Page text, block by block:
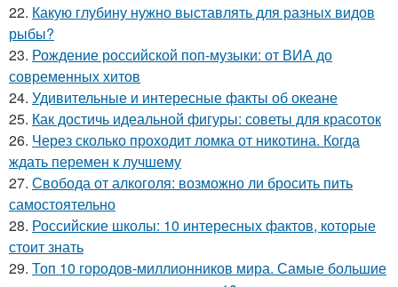
22. Какую глубину нужно выставлять для разных видов
рыбы?
23. Рождение российской поп-музыки: от ВИА до
современных хитов
24. Удивительные и интересные факты об океане
25. Как достичь идеальной фигуры: советы для красоток
26. Через сколько проходит ломка от никотина. Когда
ждать перемен к лучшему
27. Свобода от алкоголя: возможно ли бросить пить
самостоятельно
28. Российские школы: 10 интересных фактов, которые
стоит знать
29. Топ 10 городов-миллионников мира. Самые большие